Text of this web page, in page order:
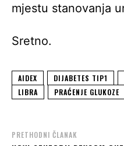
mjestu stanovanja
Sretno.
AIDEX DIJABETES TIP1
LIBRA
PRAĆENJE GLUKOZE
PRETHODNI ČLANAK